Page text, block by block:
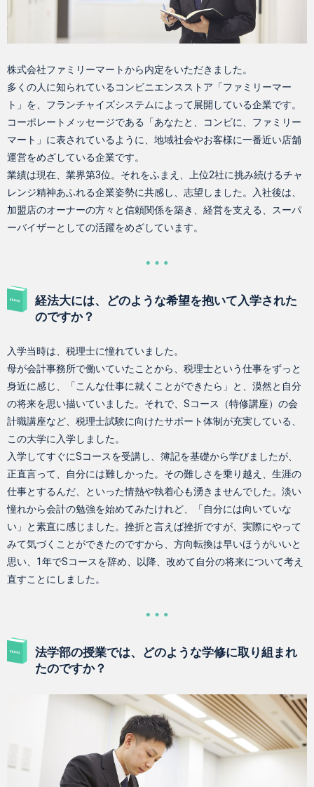
株式会社ファミリーマートから内定をいただきました。
多くの人に知られているコンビニエンスストア「ファミリーマー
ト」を、フランチャイズシステムによって展開している企業です。
コーポレートメッセージである「あなたと、コンビに、ファミリー
マート」に表されているように、地域社会やお客様に一番近い店舗
運営をめざしている企業です。
業績は現在、業界第3位。それをふまえ、上位2社に挑み続けるチャ
レンジ精神あふれる企業姿勢に共感し、志望しました。入社後は、
加盟店のオーナーの方々と信頼関係を築き、経営を支える、スーパ
ーバイザーとしての活躍をめざしています。
経法大には、どのような希望を抱いて入学された
のですか？
入学当時は、税理士に憧れていました。
母が会計事務所で働いていたことから、税理士という仕事をずっと
身近に感じ、「こんな仕事に就くことができたら」と、漠然と自分
の将来を思い描いていました。それで、Sコース（特修講座）の会
計職講座など、税理士試験に向けたサポート体制が充実している、
この大学に入学しました。
入学してすぐにSコースを受講し、簿記を基礎から学びましたが、
正直言って、自分には難しかった。その難しさを乗り越え、生涯の
仕事とするんだ、といった情熱や執着心も湧きませんでした。淡い
憧れから会計の勉強を始めてみたけれど、「自分には向いていな
い」と素直に感じました。挫折と言えば挫折ですが、実際にやって
みて気づくことができたのですから、方向転換は早いほうがいいと
思い、1年でSコースを辞め、以降、改めて自分の将来について考え
直すことにしました。
法学部の授業では、どのような学修に取り組まれ
たのですか？